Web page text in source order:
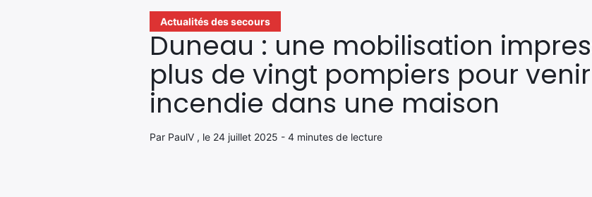
Actualités des secours
Duneau : une mobilisation
plus de vingt pompiers pour
incendie dans une maison
Par PaulV , le 24 juillet 2025 - 4 minutes de lecture